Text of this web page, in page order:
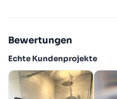
Bewertungen
Echte Kundenprojekte